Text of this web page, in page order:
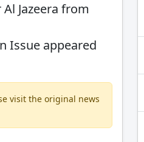
Jazeera from
Issue appeared
visit the original news